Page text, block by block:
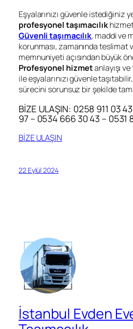
Eşyalarınızı güvenle istediğiniz
profesyonel taşımacılık
Güvenli taşımacılık, maddi ve
korunması, zamanında teslimat
memnuniyeti açısından büyük
Profesyonel hizmetanlayışı
ile eşyalarınızı güvenle
sürecini sorunsuz bir şekilde
BİZE ULAŞIN: 0258 911 03
97 – 0534 666 30 43 – 0531
BİZE ULAŞIN
22 Eylül 2024
İstanbul Evden